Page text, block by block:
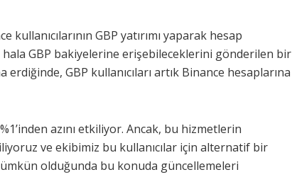
GBP yatırımı yaparak hesap
hala GBP bakiyelerine erişebileceklerini gönderilen bir
GBP kullanıcıları artık Binance hesaplarına
azını etkiliyor. Ancak, bu hizmetlerin
ve ekibimiz bu kullanıcılar için alternatif bir
olduğunda bu konuda güncellemeleri